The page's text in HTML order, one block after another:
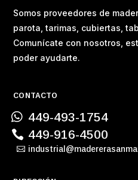
Somos proveedores de
parota, tarimas, cubiertas,
Comunícate con nosotros,
poder ayudarte.
CONTACTO
449-493-1754
449-916-4500